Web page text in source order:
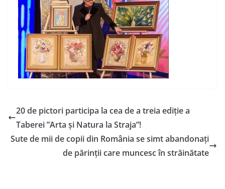
20 de pictori participa la cea de a treia ediție a
Taberei ”Arta și Natura la Straja”!
Sute de mii de copii din România se simt abandonați
de părinții care muncesc în străinătate